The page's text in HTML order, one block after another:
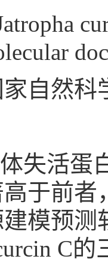
家自然科
失活蛋
于前
模预测
C